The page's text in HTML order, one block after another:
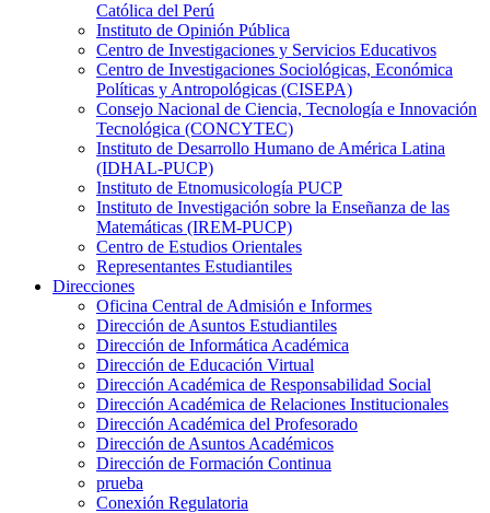
Católica del Perú
Instituto de Opinión Pública
Centro de Investigaciones y Servicios Educativos
Centro de Investigaciones Sociológicas, Económica
Políticas y Antropológicas (CISEPA)
Consejo Nacional de Ciencia, Tecnología e Innovación
Tecnológica (CONCYTEC)
Instituto de Desarrollo Humano de América Latina
(IDHAL-PUCP)
Instituto de Etnomusicología PUCP
Instituto de Investigación sobre la Enseñanza de las
Matemáticas (IREM-PUCP)
Centro de Estudios Orientales
Representantes Estudiantiles
Direcciones
Oficina Central de Admisión e Informes
Dirección de Asuntos Estudiantiles
Dirección de Informática Académica
Dirección de Educación Virtual
Dirección Académica de Responsabilidad Social
Dirección Académica de Relaciones Institucionales
Dirección Académica del Profesorado
Dirección de Asuntos Académicos
Dirección de Formación Continua
prueba
Conexión Regulatoria